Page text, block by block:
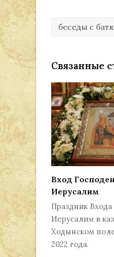
беседы с
Связанные
Вход
Иерусалим
Праздник
Иерусалим в
Ходынском
2022 года.